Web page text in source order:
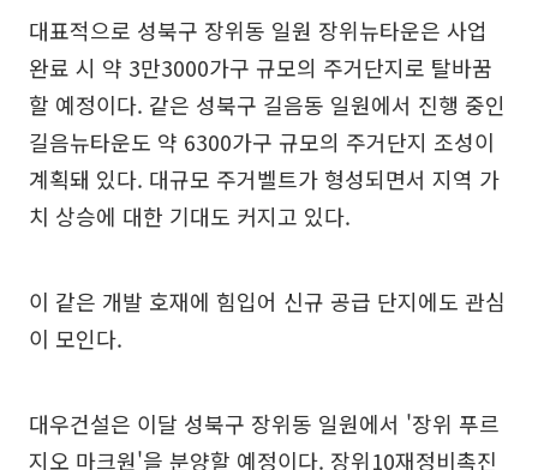
대표적으로 성북구 장위동 일원 장위뉴타운은 사업
완료 시 약 3만3000가구 규모의 주거단지로 탈바꿈
할 예정이다. 같은 성북구 길음동 일원에서 진행 중인
길음뉴타운도 약 6300가구 규모의 주거단지 조성이
계획돼 있다. 대규모 주거벨트가 형성되면서 지역 가
치 상승에 대한 기대도 커지고 있다.
이 같은 개발 호재에 힘입어 신규 공급 단지에도 관심
이 모인다.
대우건설은 이달 성북구 장위동 일원에서 '장위 푸르
지오 마크원'을 분양할 예정이다. 장위10재정비촉진